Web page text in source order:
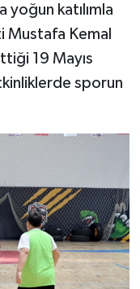
katılımla
Mustafa Kemal
19 Mayıs
sporun